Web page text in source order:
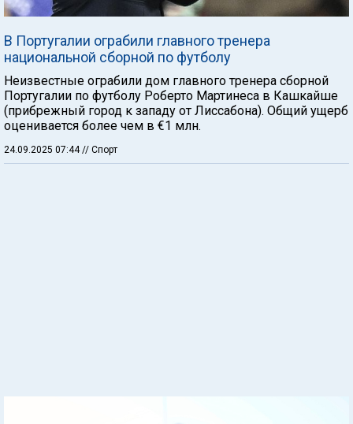
В Португалии ограбили главного тренера
национальной сборной по футболу
Неизвестные ограбили дом главного тренера сборной
Португалии по футболу Роберто Мартинеса в Кашкайше
(прибрежный город к западу от Лиссабона). Общий ущерб
оценивается более чем в €1 млн.
24.09.2025 07:44// Спорт